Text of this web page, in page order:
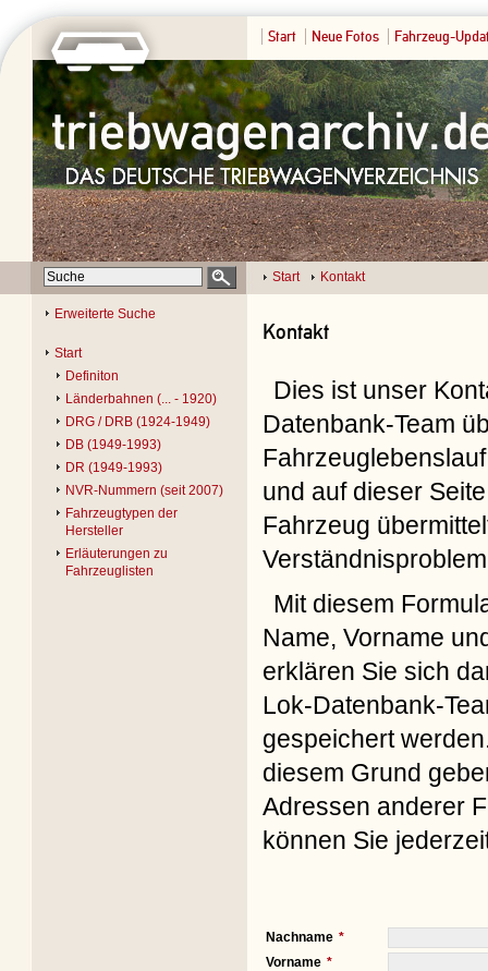
Start Neue Fotos Fahrzeug-
Start Kontakt
Erweiterte Suche
Start
Definiton
Länderbahnen (... - 1920)
DRG / DRB (1924-1949)
DB (1949-1993)
DR (1949-1993)
NVR-Nummern (seit 2007)
Fahrzeugtypen der
Hersteller
Erläuterungen zu
Fahrzeuglisten
Kontakt
Dies ist unser
Datenbank-Team
und auf dieser
Fahrzeug
Mit diesem
Name, Vorname
erklären Sie sich
Lok-Datenbank-
gespeichert
diesem Grund
Adressen anderer
können Sie
Nachname
Vorname